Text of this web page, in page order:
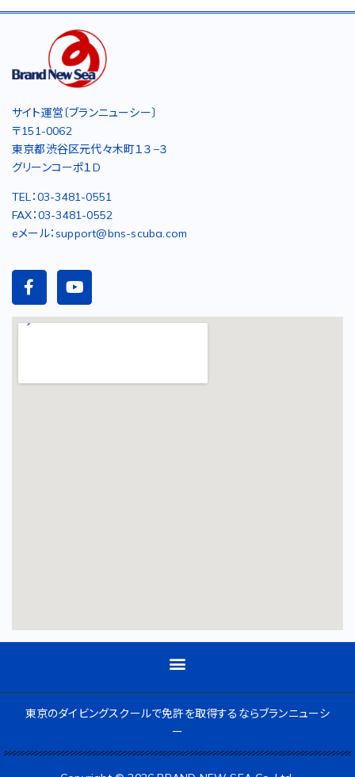
サイト運営〔ブランニューシー〕
〒151-0062
東京都渋谷区元代々木町１３−３
グリーンコーポ１D
TEL：03-3481-0551
FAX：03-3481-0552
eメール：support@bns-scuba.com
東京のダイビングスクールで免許を取得するならブランニューシ
ー